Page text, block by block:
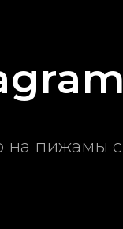
на пижамы с